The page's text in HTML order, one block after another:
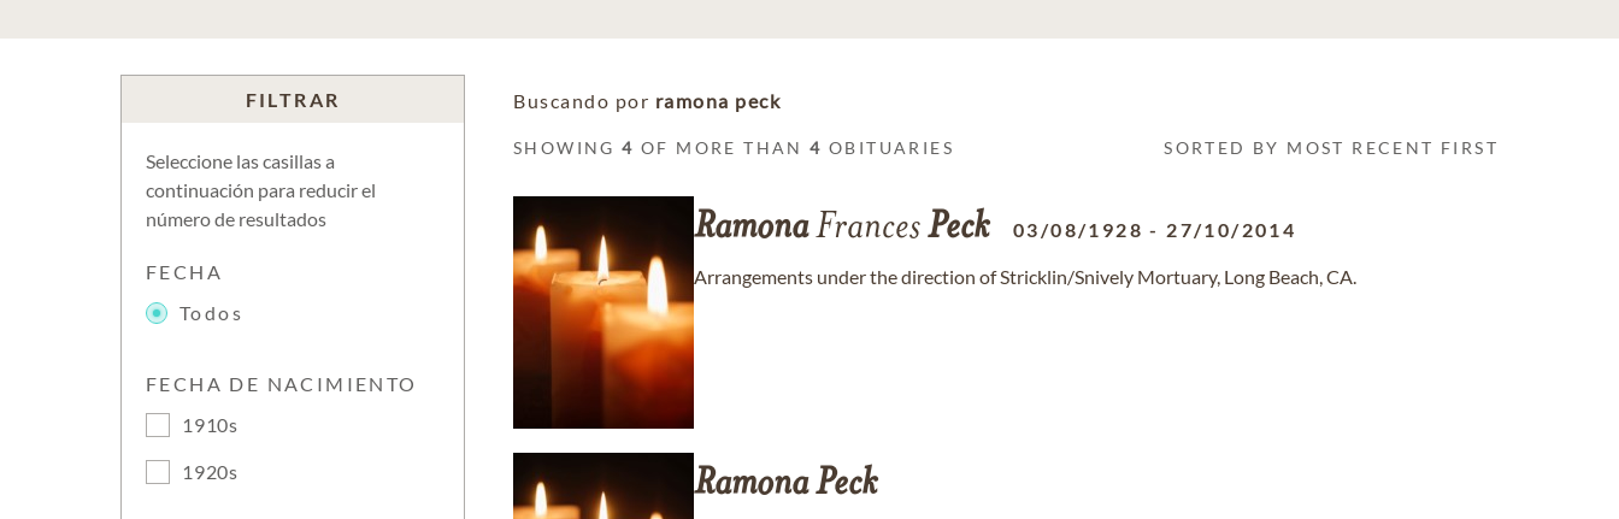
FILTRAR
Seleccione las casillas a
continuación para reducir el
número de resultados
FECHA
Todos
FECHA DE NACIMIENTO
1910s
1920s
Buscando por ramona peck
SHOWING4 OF MORE THAN4 OBITUARIES SORTED BY MOST RECENT FIRST
RamonaFrancesPeck 03/08/1928 - 27/10/2014
Arrangements under the direction of Stricklin/Snively Mortuary, Long Beach, CA.
RamonaPeck